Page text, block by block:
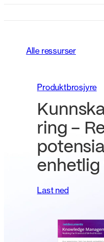
Alle ressurser
Produktbrosjyre
ring –
Last ned